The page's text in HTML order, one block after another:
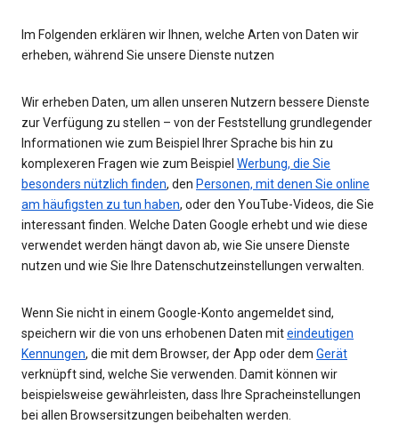
Im Folgenden erklären wir Ihnen, welche Arten von Daten wir
erheben, während Sie unsere Dienste nutzen
Wir erheben Daten, um allen unseren Nutzern bessere Dienste
zur Verfügung zu stellen – von der Feststellung grundlegender
Informationen wie zum Beispiel Ihrer Sprache bis hin zu
komplexeren Fragen wie zum Beispiel Werbung, die Sie
besonders nützlich finden, den Personen, mit denen Sie online
am häufigsten zu tun haben, oder den YouTube-Videos, die Sie
interessant finden. Welche Daten Google erhebt und wie diese
verwendet werden hängt davon ab, wie Sie unsere Dienste
nutzen und wie Sie Ihre Datenschutzeinstellungen verwalten.
Wenn Sie nicht in einem Google-Konto angemeldet sind,
speichern wir die von uns erhobenen Daten miteindeutigen
Kennungen, die mit dem Browser, der App oder dem Gerät
verknüpft sind, welche Sie verwenden. Damit können wir
beispielsweise gewährleisten, dass Ihre Spracheinstellungen
bei allen Browsersitzungen beibehalten werden.